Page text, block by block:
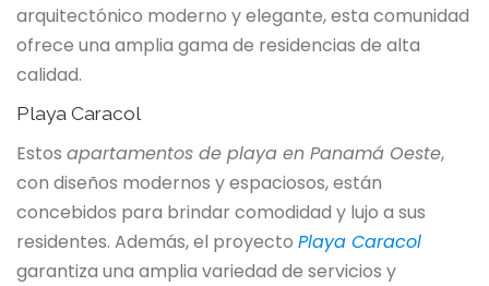
arquitectónico moderno y elegante, esta comunidad
ofrece una amplia gama de residencias de alta
calidad.
Playa Caracol
Estos apartamentos de playa en Panamá Oeste,
con diseños modernos y espaciosos, están
concebidos para brindar comodidad y lujo a sus
residentes. Además, el proyecto Playa Caracol
garantiza una amplia variedad de servicios y